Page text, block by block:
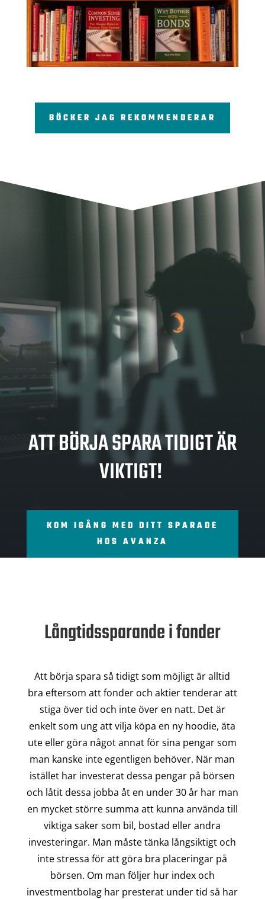
BÖCKER JAG REKOMMENDERAR
SPA
RA
ATT BÖRJA SPARA TIDIGT ÄR
VIKTIGT!
KOM IGÅNG MED DITT SPARADE
HOS AVANZA
Långtidssparande i fonder
Att börja spara så tidigt som möjligt är alltid
bra eftersom att fonder och aktier tenderar att
stiga över tid och inte över en natt. Det är
enkelt som ung att vilja köpa en ny hoodie, äta
ute eller göra något annat för sina pengar som
man kanske inte egentligen behöver. När man
istället har investerat dessa pengar på börsen
och låtit dessa jobba åt en under 30 år har man
en mycket större summa att kunna använda till
viktiga saker som bil, bostad eller andra
investeringar. Man måste tänka långsiktigt och
inte stressa för att göra bra placeringar på
börsen. Om man följer hur index och
investmentbolag har presterat under tid så har